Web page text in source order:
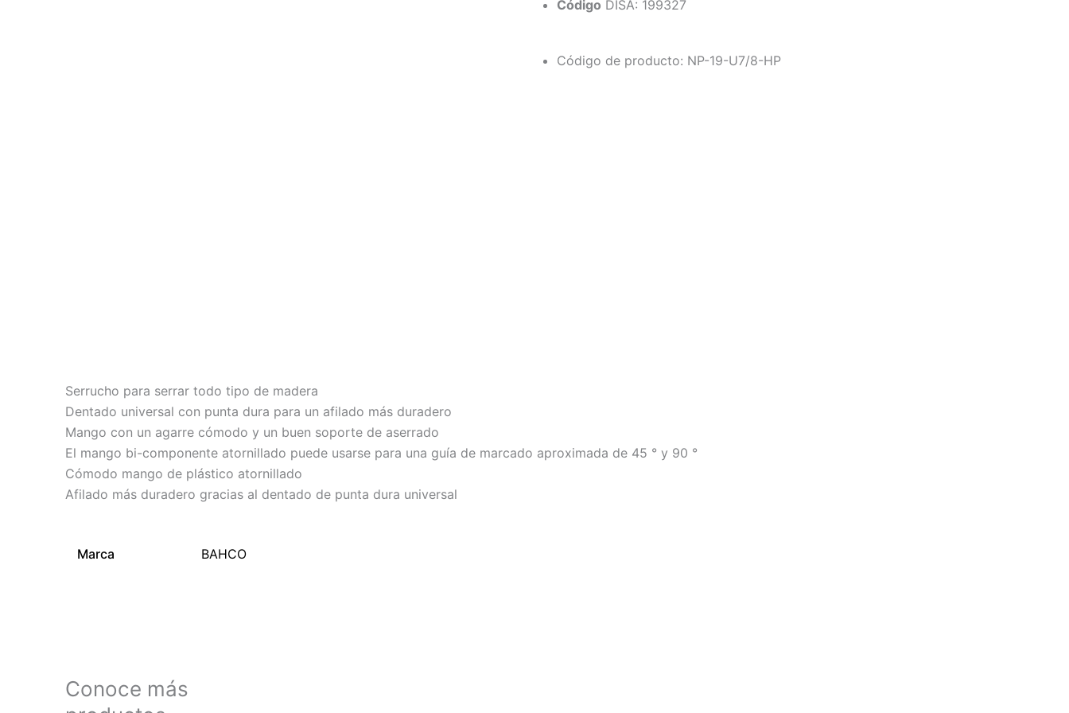
Código DISA: 199327
Código de producto: NP-19-U7/8-HP
Serrucho para serrar todo tipo de madera
Dentado universal con punta dura para un afilado más duradero
Mango con un agarre cómodo y un buen soporte de aserrado
El mango bi-componente atornillado puede usarse para una guía de marcado aproximada de 45 ° y 90 °
Cómodo mango de plástico atornillado
Afilado más duradero gracias al dentado de punta dura universal
Marca BAHCO
Conoce más